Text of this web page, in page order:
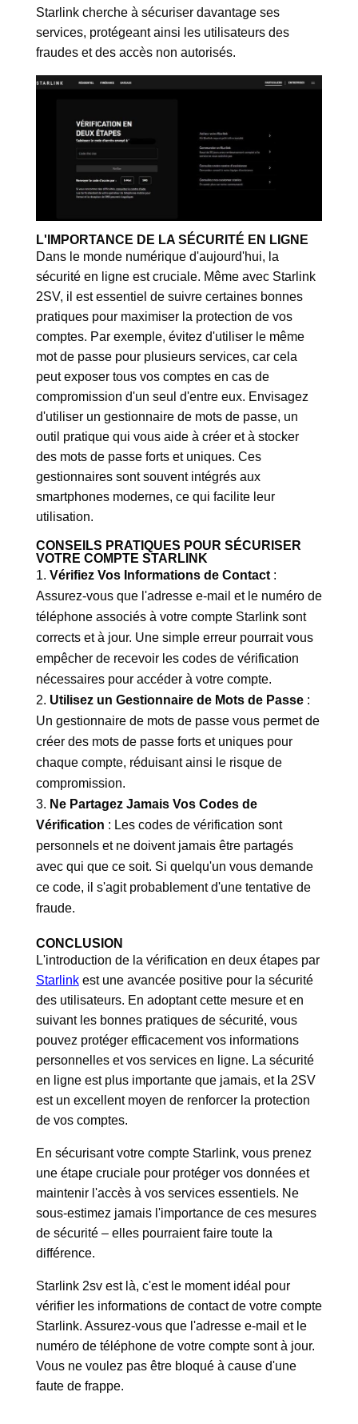
Starlink cherche à sécuriser davantage ses
services, protégeant ainsi les utilisateurs des
fraudes et des accès non autorisés.
L'IMPORTANCE DE LA SÉCURITÉ EN LIGNE
Dans le monde numérique d'aujourd'hui, la
sécurité en ligne est cruciale. Même avec Starlink
2SV, il est essentiel de suivre certaines bonnes
pratiques pour maximiser la protection de vos
comptes. Par exemple, évitez d'utiliser le même
mot de passe pour plusieurs services, car cela
peut exposer tous vos comptes en cas de
compromission d'un seul d'entre eux. Envisagez
d'utiliser un gestionnaire de mots de passe, un
outil pratique qui vous aide à créer et à stocker
des mots de passe forts et uniques. Ces
gestionnaires sont souvent intégrés aux
smartphones modernes, ce qui facilite leur
utilisation.
CONSEILS PRATIQUES POUR SÉCURISER
VOTRE COMPTE STARLINK
Vérifiez Vos Informations de Contact:
Assurez-vous que l'adresse e-mail et le numéro de
téléphone associés à votre compte Starlink sont
corrects et à jour. Une simple erreur pourrait vous
empêcher de recevoir les codes de vérification
nécessaires pour accéder à votre compte.
Utilisez un Gestionnaire de Mots de Passe:
Un gestionnaire de mots de passe vous permet de
créer des mots de passe forts et uniques pour
chaque compte, réduisant ainsi le risque de
compromission.
Ne Partagez Jamais Vos Codes de
Vérification : Les codes de vérification sont
personnels et ne doivent jamais être partagés
avec qui que ce soit. Si quelqu'un vous demande
ce code, il s'agit probablement d'une tentative de
fraude.
CONCLUSION
L'introduction de la vérification en deux étapes par
Starlinkest une avancée positive pour la sécurité
des utilisateurs. En adoptant cette mesure et en
suivant les bonnes pratiques de sécurité, vous
pouvez protéger efficacement vos informations
personnelles et vos services en ligne. La sécurité
en ligne est plus importante que jamais, et la 2SV
est un excellent moyen de renforcer la protection
de vos comptes.
En sécurisant votre compte Starlink, vous prenez
une étape cruciale pour protéger vos données et
maintenir l'accès à vos services essentiels. Ne
sous-estimez jamais l'importance de ces mesures
de sécurité – elles pourraient faire toute la
différence.
Starlink 2sv est là, c'est le moment idéal pour
vérifier les informations de contact de votre compte
Starlink. Assurez-vous que l'adresse e-mail et le
numéro de téléphone de votre compte sont à jour.
Vous ne voulez pas être bloqué à cause d'une
faute de frappe.